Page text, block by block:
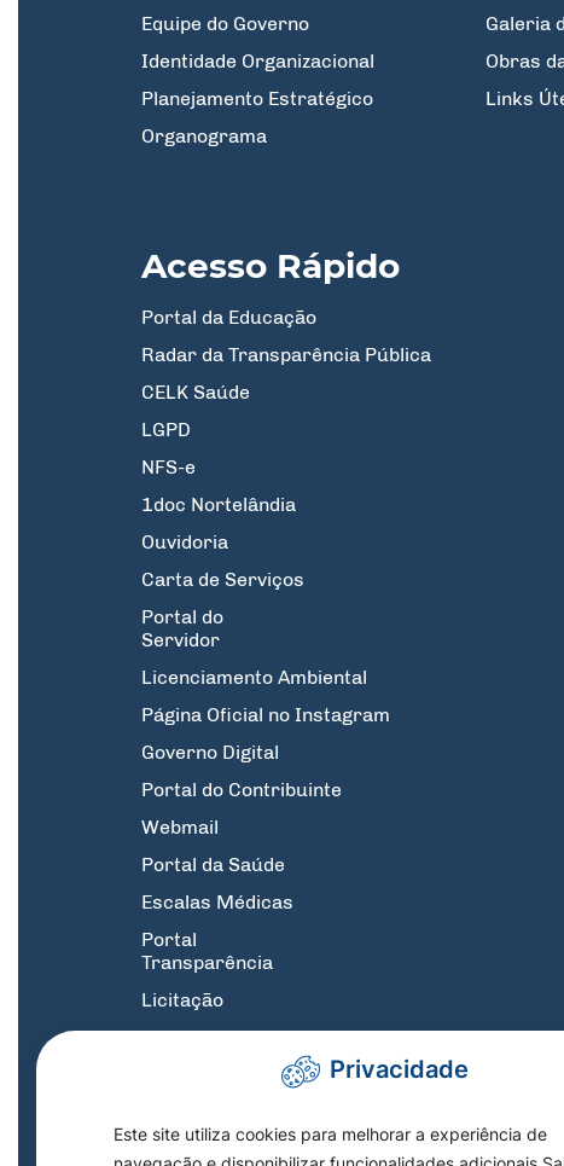
Equipe do Governo
Identidade Organizacional
Planejamento Estratégico
Organograma
Galeria
Obras
Links
Acesso Rápido
Portal da Educação
Radar da Transparência Pública
CELK Saúde
LGPD
NFS-e
1doc Nortelândia
Ouvidoria
Carta de Serviços
Portal do
Servidor
Licenciamento Ambiental
Página Oficial no Instagram
Governo Digital
Portal do Contribuinte
Webmail
Portal da Saúde
Escalas Médicas
Portal
Transparência
Licitação
GPE
SIC
Privacidade
Este site utiliza cookies para melhorar a experiência de